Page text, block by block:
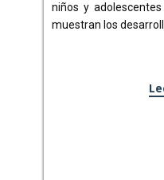
niños y
muestran los